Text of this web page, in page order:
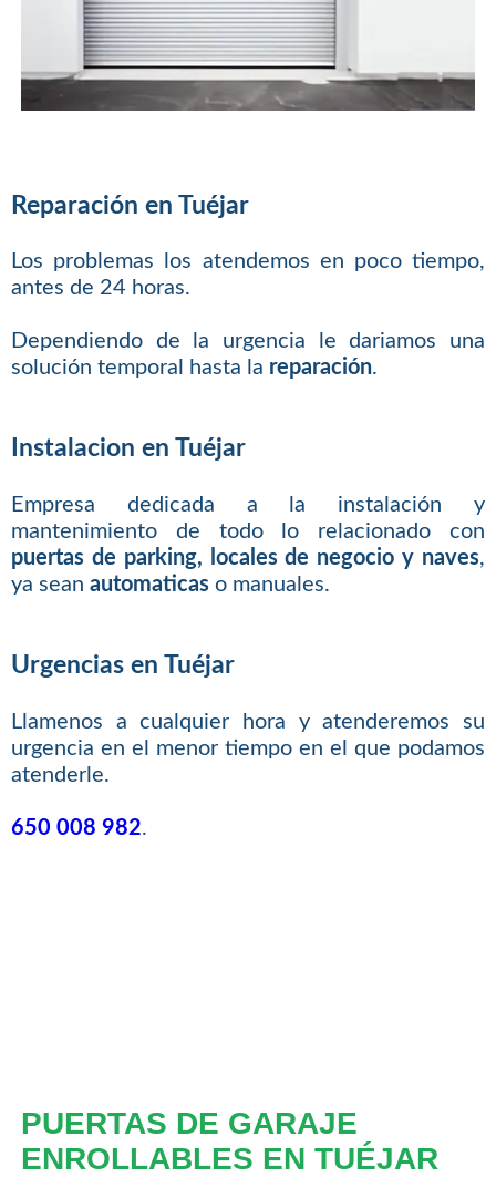
Reparación en Tuéjar
Los problemas los atendemos en poco tiempo,
antes de 24 horas.
Dependiendo de la urgencia le dariamos una
solución temporal hasta la reparación.
Instalacion en Tuéjar
Empresa dedicada a la instalación y
mantenimiento de todo lo relacionado con
puertas de parking, locales de negocio y naves,
ya sean automaticaso manuales.
Urgencias en Tuéjar
Llamenos a cualquier hora y atenderemos su
urgencia en el menor tiempo en el que podamos
atenderle.
650 008 982.
PUERTAS DE GARAJE
ENROLLABLES EN TUÉJAR